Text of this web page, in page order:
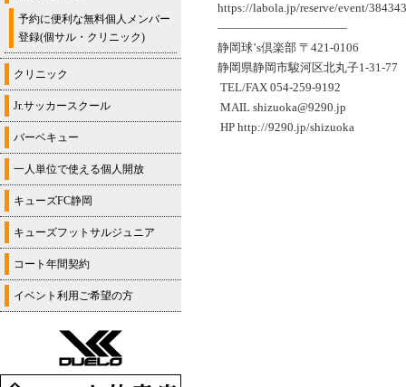
https://labola.jp/reserve/event/
———————————
静岡球’s倶楽部 〒421-0106
静岡県静岡市駿河区北丸子1-31-77
TEL/FAX 054-259-9192
MAIL shizuoka@9290.jp
HP http://9290.jp/shizuoka
予約に便利な無料個人メンバー
登録(個サル・クリニック)
クリニック
Jr.サッカースクール
バーベキュー
一人単位で使える個人開放
キューズFC静岡
キューズフットサルジュニア
コート年間契約
イベント利用ご希望の方